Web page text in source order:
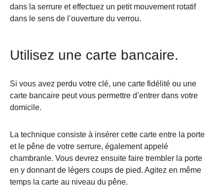
dans la serrure et effectuez un petit mouvement rotatif
dans le sens de l’ouverture du verrou.
Utilisez une carte bancaire.
Si vous avez perdu votre clé, une carte fidélité ou une
carte bancaire peut vous permettre d’entrer dans votre
domicile.
La technique consiste à insérer cette carte entre la porte
et le pêne de votre serrure, également appelé
chambranle. Vous devrez ensuite faire trembler la porte
en y donnant de légers coups de pied. Agitez en même
temps la carte au niveau du pêne.